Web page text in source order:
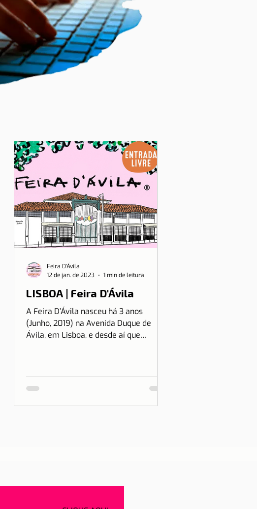
LISBOA | Feira D'Ávila
A Feira D’Ávila nasceu há 3 anos
(Junho, 2019) na Avenida Duque de
Ávila, em Lisboa, e desde aí que
Feira D'Ávila
12 de jan. de 2023
1 min de leitura